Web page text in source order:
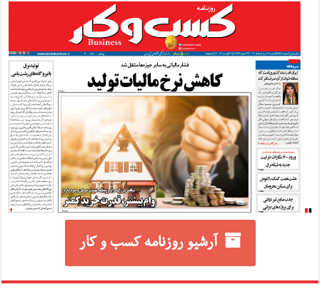
آرشیو روزنامه کسب و کار